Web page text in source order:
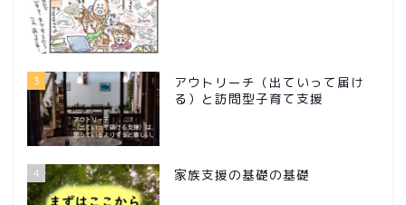
3
アウトリーチ（出ていって届け
る）と訪問型子育て支援
4 家族支援の基礎の基礎